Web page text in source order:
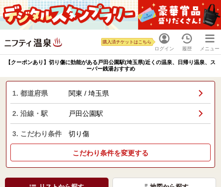
ログイン
購入済チケットはこちら
履歴 メニュー
【クーポンあり】切り傷に効能がある戸田公園駅(埼玉県)近くの温泉、日帰り温泉、ス
ーパー銭湯おすすめ
1. 都道府県 関東 / 埼玉県
2. 沿線・駅 戸田公園駅
3. こだわり条件 切り傷
こだわり条件を変更する